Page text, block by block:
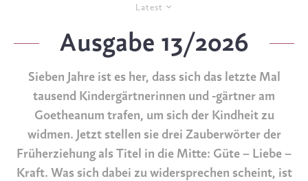
Latest
Ausgabe 13/2026
Sieben Jahre ist es her, dass sich das letzte Mal
tausend Kindergärtnerinnen und -gärtner am
Goetheanum trafen, um sich der Kindheit zu
widmen. Jetzt stellen sie drei Zauberwörter der
Früherziehung als Titel in die Mitte: Güte – Liebe –
Kraft. Was sich dabei zu widersprechen scheint, ist